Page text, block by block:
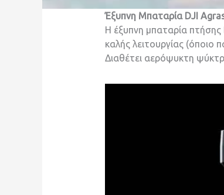
Έξυπνη Μπαταρία DJI
Η έξυπνη μπαταρία
καλής λειτουργίας (όποιο
Διαθέτει αερόψυκτη